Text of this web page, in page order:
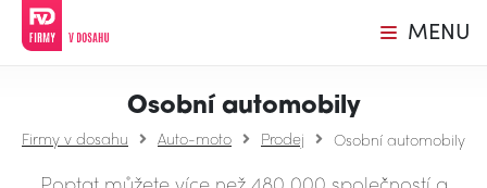
MENU
Osobní automobily
Firmy v dosahu Auto-moto Prodej Osobní automobily